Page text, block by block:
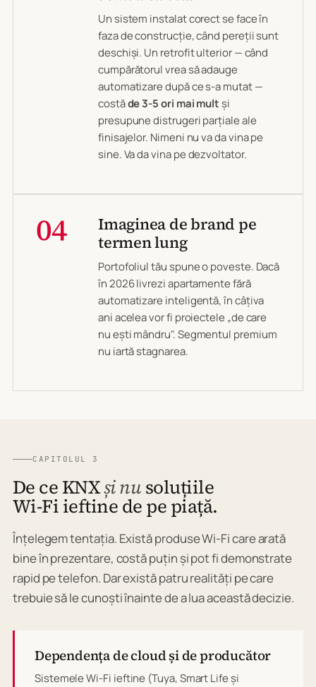
Un sistem instalat corect se face în
faza de construcție, când pereții sunt
deschiși. Un retrofit ulterior — când
cumpărătorul vrea să adauge
automatizare după ce s-a mutat —
costăde 3-5 ori mai multși
presupune distrugeri parțiale ale
finisajelor. Nimeni nu va da vina pe
sine. Va da vina pe dezvoltator.
04
Imaginea de brand pe
termen lung
Portofoliul tău spune o poveste. Dacă
în 2026 livrezi apartamente fără
automatizare inteligentă, în câțiva
ani acelea vor fi proiectele „de care
nu ești mândru". Segmentul premium
nu iartă stagnarea.
CAPITOLUL 3
De ce KNXși nusoluțiile
Wi-Fi ieftine de pe piață.
Înțelegem tentația. Există produse Wi-Fi care arată
bine în prezentare, costă puțin și pot fi demonstrate
rapid pe telefon. Dar există patru realități pe care
trebuie să le cunoști înainte de a lua această decizie.
Dependența de cloud și de producător
Sistemele Wi-Fi ieftine (Tuya, Smart Life și